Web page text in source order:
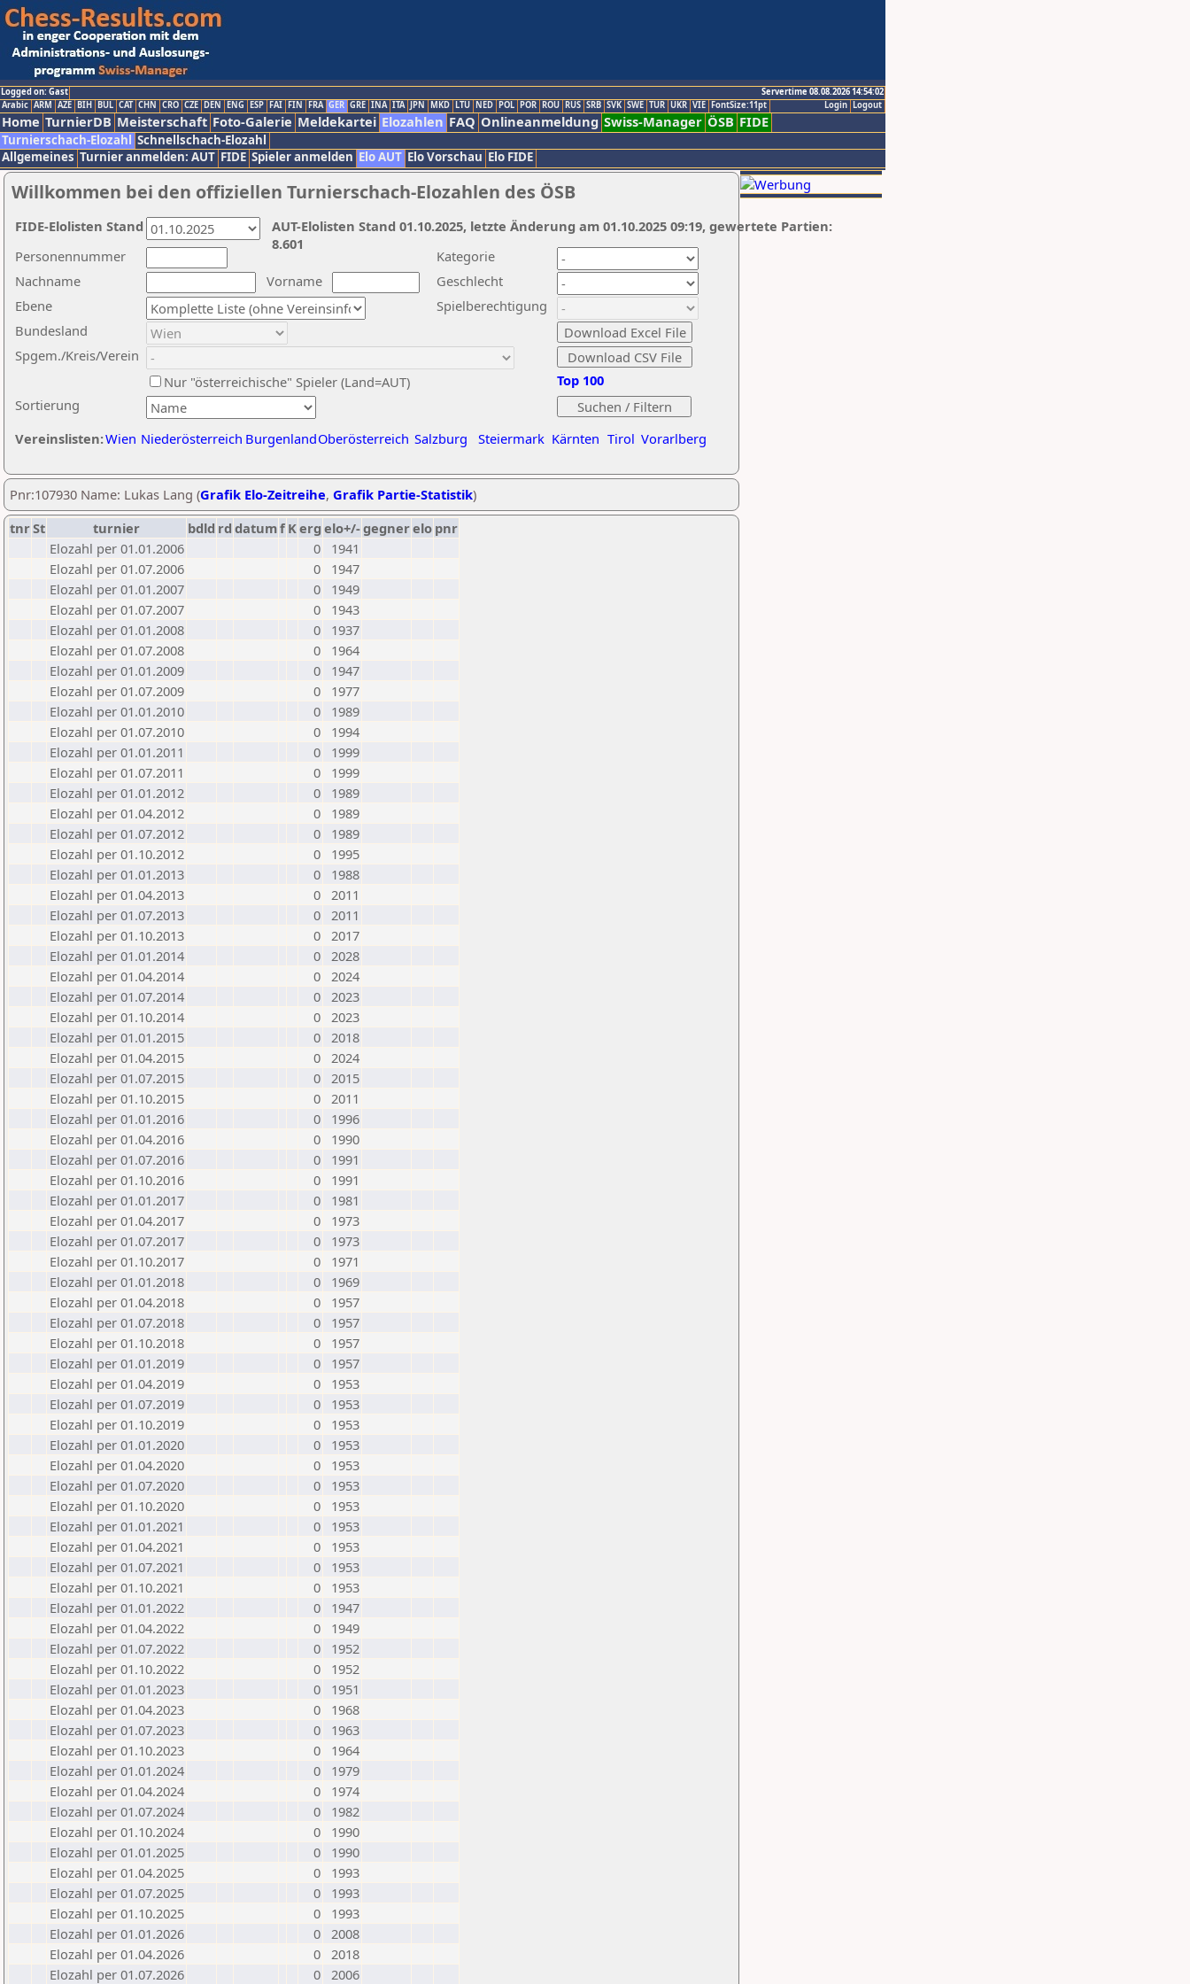
Logged on: Gast
Servertime 08.08.2026 14:54:02
Logout
Login
Arabic ARM AZE BIH BUL CAT CHN CRO CZE DEN ENG ESP FAI FIN FRA GER GRE INA ITA JPN MKD LTU NED POL POR ROU RUS SRB SVK SWE TUR UKR VIE FontSize:11pt
Home TurnierDB Meisterschaft Foto-Galerie Meldekartei Elozahlen FAQ Onlineanmeldung Swiss-Manager ÖSB FIDE
Turnierschach-Elozahl Schnellschach-Elozahl
Allgemeines Turnier anmelden: AUT FIDE Spieler anmelden Elo AUT Elo Vorschau Elo FIDE
Willkommen bei den offiziellen Turnierschach-Elozahlen des ÖSB
Nachname
Vorname
Ebene
Kategorie
Sortierung
Personennummer
Bundesland
Spgem./Kreis/Verein
Geschlecht
Nur "österreichische" Spieler (Land=AUT)
Spielberechtigung
Vereinslisten:Wien Niederösterreich BurgenlandOberösterreich Salzburg Steiermark Kärnten Tirol Vorarlberg
Top 100
AUT-Elolisten Stand 01.10.2025, letzte Änderung am 01.10.2025 09:19, gewertete Partien:
8.601
FIDE-Elolisten Stand
Pnr:107930 Name: Lukas Lang (Grafik Elo-Zeitreihe, Grafik Partie-Statistik)
tnrSt turnier bdld rd datumf Kerg elo+/-gegnerelo pnr
Elozahl per 01.01.2006
0
1941
Elozahl per 01.07.2006
0
1947
Elozahl per 01.01.2007
0
1949
Elozahl per 01.07.2007
0
1943
Elozahl per 01.01.2008
0
1937
Elozahl per 01.07.2008
0
1964
Elozahl per 01.01.2009
0
1947
Elozahl per 01.07.2009
0
1977
Elozahl per 01.01.2010
0
1989
Elozahl per 01.07.2010
0
1994
Elozahl per 01.01.2011
0
1999
Elozahl per 01.07.2011
0
1999
Elozahl per 01.01.2012
0
1989
Elozahl per 01.04.2012
0
1989
Elozahl per 01.07.2012
0
1989
Elozahl per 01.10.2012
0
1995
Elozahl per 01.01.2013
0
1988
Elozahl per 01.04.2013
0 2011
Elozahl per 01.07.2013
0 2011
Elozahl per 01.10.2013
0 2017
Elozahl per 01.01.2014
0 2028
Elozahl per 01.04.2014
0 2024
Elozahl per 01.07.2014
0 2023
Elozahl per 01.10.2014
0 2023
Elozahl per 01.01.2015
0 2018
Elozahl per 01.04.2015
0 2024
Elozahl per 01.07.2015
0 2015
Elozahl per 01.10.2015
0 2011
Elozahl per 01.01.2016
0
1996
Elozahl per 01.04.2016
0
1990
Elozahl per 01.07.2016
0
1991
Elozahl per 01.10.2016
0
1991
Elozahl per 01.01.2017
0
1981
Elozahl per 01.04.2017
0
1973
Elozahl per 01.07.2017
0
1973
Elozahl per 01.10.2017
0
1971
Elozahl per 01.01.2018
0
1969
Elozahl per 01.04.2018
0
1957
Elozahl per 01.07.2018
0
1957
Elozahl per 01.10.2018
0
1957
Elozahl per 01.01.2019
0
1957
Elozahl per 01.04.2019
0
1953
Elozahl per 01.07.2019
0
1953
Elozahl per 01.10.2019
0
1953
Elozahl per 01.01.2020
0
1953
Elozahl per 01.04.2020
0
1953
Elozahl per 01.07.2020
0
1953
Elozahl per 01.10.2020
0
1953
Elozahl per 01.01.2021
0
1953
Elozahl per 01.04.2021
0
1953
Elozahl per 01.07.2021
0
1953
Elozahl per 01.10.2021
0
1953
Elozahl per 01.01.2022
0
1947
Elozahl per 01.04.2022
0
1949
Elozahl per 01.07.2022
0
1952
Elozahl per 01.10.2022
0
1952
Elozahl per 01.01.2023
0
1951
Elozahl per 01.04.2023
0
1968
Elozahl per 01.07.2023
0
1963
Elozahl per 01.10.2023
0
1964
Elozahl per 01.01.2024
0
1979
Elozahl per 01.04.2024
0
1974
Elozahl per 01.07.2024
0
1982
Elozahl per 01.10.2024
0
1990
Elozahl per 01.01.2025
0
1990
Elozahl per 01.04.2025
0
1993
Elozahl per 01.07.2025
0
1993
Elozahl per 01.10.2025
0
1993
Elozahl per 01.01.2026
0 2008
Elozahl per 01.04.2026
0 2018
Elozahl per 01.07.2026
0 2006